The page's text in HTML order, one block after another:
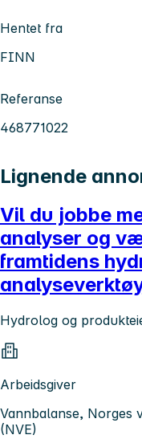
Hentet fra
FINN
Referanse
468771022
Lignende
Vil du jobbe
analyser og
framtidens
Hydrolog og
Arbeidsgiver
Vannbalanse, Norges
(NVE)